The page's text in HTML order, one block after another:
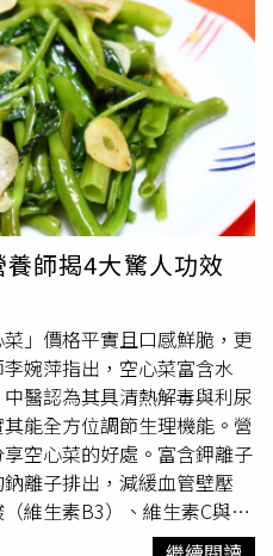
六對外露鰓裂，被視為現存
則以細長如利劍般的吻部聞
然體型龐大，卻是以濾食浮
因頭部呈槌狀而廣為人知；
魚類，也因溫馴個性而有
典藏多件鯊魚標本，因神同
少民眾想朝聖打卡。（圖／
館館長王明源表示，鯊魚早
是維持海洋生態平衡不可或
度捕撈、棲地破壞等因素影
至面臨生存危機。他認為，
紅，不僅替忙碌生活中的民
海洋生物的距離，希望大家
鯊魚在海洋生態中的重要角
、減少海洋資源浪費，以實
」的刻板印象。海科館表
於主題館及典藏館，暑假期
能近距離欣賞這群爆紅的
牠們歷經數億年演化而來的生
蘭與日本深度生活過。這段
、日三國語言，更把多元文
溪夏日度假新亮點！呆水溫
際主廚Alan以「匠心熟成」
呆水溫泉焰餐廳）受過多國文
純粹，就是「善用食材的
理不需要複雜的化學調味，
的物理變化（也就是熟
。在 Alan 的帶領下，不管
究火候的窯烤料理、細緻精
的創意甜點，都展現出令人
單：細品夏夜的熟成風味呼
以「匠心熟成，盛夏獻映」
純換換菜色，而是主廚將最
食材完美融合的藝術品。套
台劇，從開胃菜到甜點都充
呆水溫泉「焰餐廳」推出全
熟成」獻上旬味饗宴。（圖
養師揭4大驚人功效
」價格平實且口感鮮脆，更
婉萍指出，空心菜富含水
醫認為其具清熱解毒與利尿
能全方位調節生理機能。營
空心菜的好處。富含鉀離子
離子排出，減緩血管壁壓
維生素B3）、維生素C與葉
強化血管彈性，降低血管發